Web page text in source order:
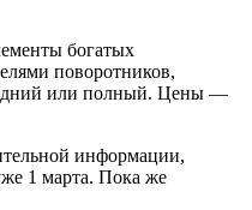
богатых
поворотников,
или полный. Цены —
информации,
1 марта. Пока же